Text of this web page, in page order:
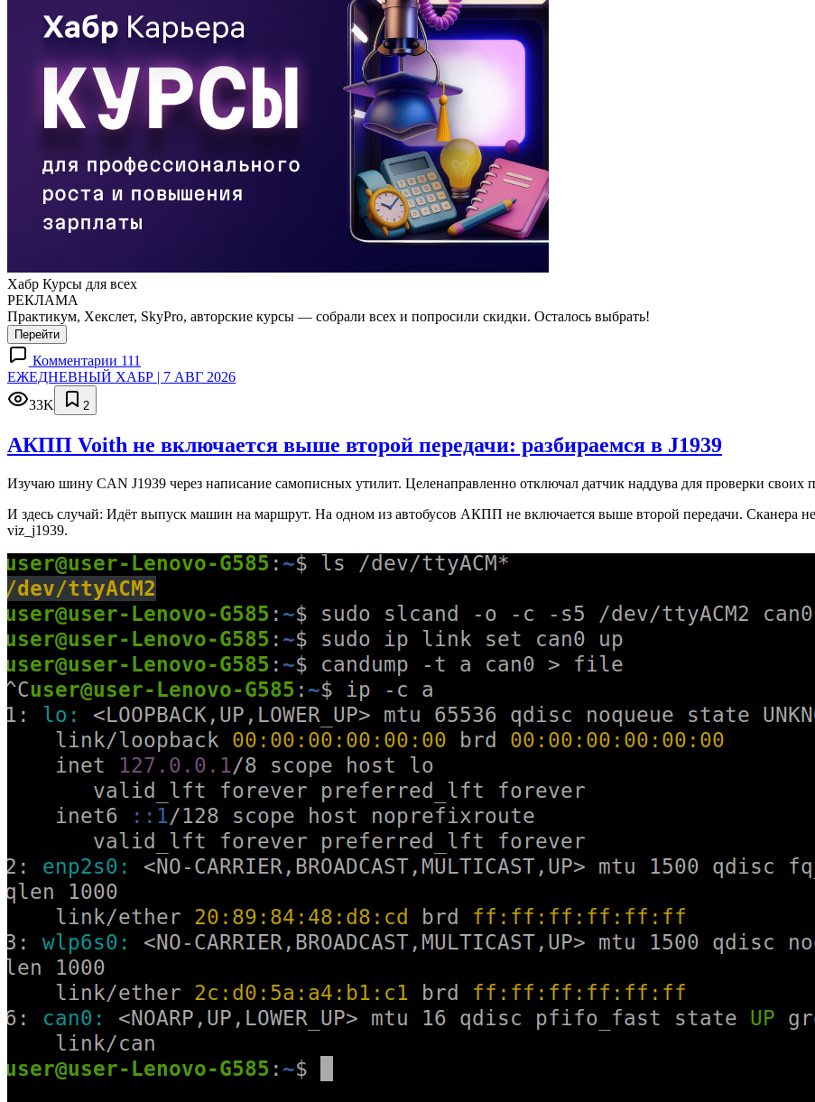
Хабр Курсы для всех
РЕКЛАМА
Практикум, Хекслет, SkyPro, авторские курсы — собрали всех и попросили скидки. Осталось выбрать!
Перейти
Комментарии 111
ЕЖЕДНЕВНЫЙ ХАБР | 7 АВГ 2026
33K
2
АКПП Voith не включается выше второй передачи: разбираемся в J1939
Изучаю шину CAN J1939 через написание самописных утилит. Целенаправленно отключал датчик наддува для проверки своих
И здесь случай: Идёт выпуск машин на маршрут. На одном из автобусов АКПП не включается выше второй передачи. Сканера
viz_j1939.